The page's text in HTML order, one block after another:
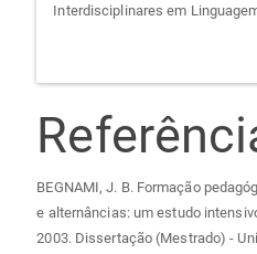
Interdisciplinares em
BEGNAMI, J. B. Formação
e alternâncias: um estudo
2003. Dissertação (Mestrado) -